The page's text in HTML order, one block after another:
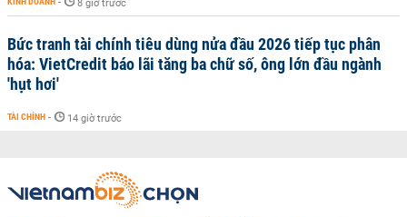
8 giờ trước
Bức tranh tài chính tiêu dùng nửa đầu 2026 tiếp tục phân
hóa: VietCredit báo lãi tăng ba chữ số, ông lớn đầu ngành
'hụt hơi'
TÀI CHÍNH - 14 giờ trước